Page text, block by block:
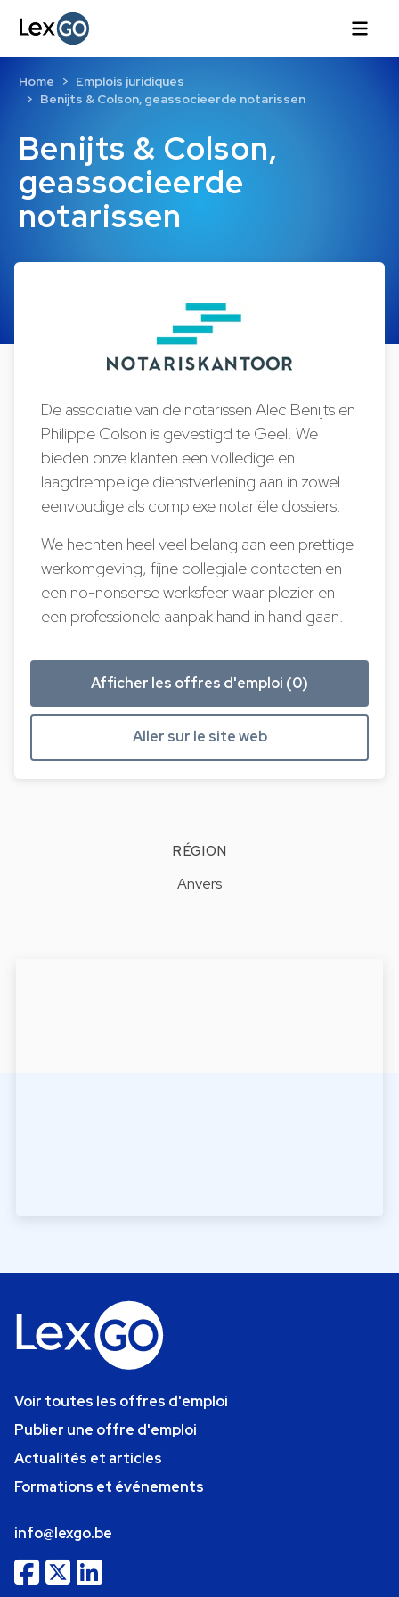
Benijts & Colson,
geassocieerde
notarissen
Home
Emplois juridiques
Benijts & Colson, geassocieerde notarissen
De associatie van de notarissen Alec Benijts en
Philippe Colson is gevestigd te Geel. We
bieden onze klanten een volledige en
laagdrempelige dienstverlening aan in zowel
eenvoudige als complexe notariële dossiers.
We hechten heel veel belang aan een prettige
werkomgeving, fijne collegiale contacten en
een no-nonsense werksfeer waar plezier en
een professionele aanpak hand in hand gaan.
Afficher les offres d'emploi (0)
Aller sur le site web
RÉGION
Anvers
Voir toutes les offres d'emploi
Publier une offre d'emploi
Actualités et articles
Formations et événements
info@lexgo.be